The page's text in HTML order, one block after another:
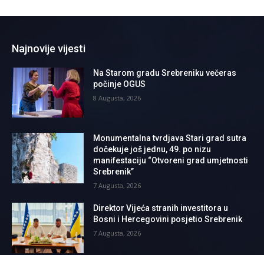
Najnovije vijesti
Na Starom gradu Srebreniku večeras
počinje OGUS
8 Augusta, 2026
Monumentalna tvrdjava Stari grad sutra
dočekuje još jednu, 49. po nizu
manifestaciju “Otvoreni grad umjetnosti
Srebrenik”
7 Augusta, 2026
Direktor Vijeća stranih investitora u
Bosni i Hercegovini posjetio Srebrenik
7 Augusta, 2026